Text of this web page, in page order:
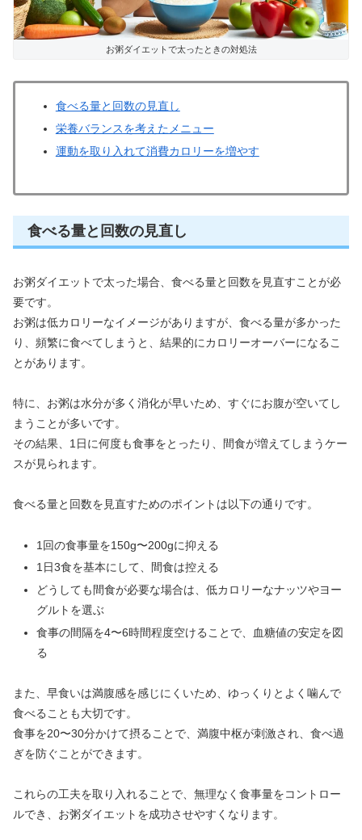
お粥ダイエットで太ったときの対処法
食べる量と回数の見直し
栄養バランスを考えたメニュー
運動を取り入れて消費カロリーを増やす
食べる量と回数の見直し
お粥ダイエットで太った場合、食べる量と回数を見直すことが必
要です。
お粥は低カロリーなイメージがありますが、食べる量が多かった
り、頻繁に食べてしまうと、結果的にカロリーオーバーになるこ
とがあります。
特に、お粥は水分が多く消化が早いため、すぐにお腹が空いてし
まうことが多いです。
その結果、1日に何度も食事をとったり、間食が増えてしまうケー
スが見られます。
食べる量と回数を見直すためのポイントは以下の通りです。
1回の食事量を150g〜200gに抑える
1日3食を基本にして、間食は控える
どうしても間食が必要な場合は、低カロリーなナッツやヨー
グルトを選ぶ
食事の間隔を4〜6時間程度空けることで、血糖値の安定を図
る
また、早食いは満腹感を感じにくいため、ゆっくりとよく噛んで
食べることも大切です。
食事を20〜30分かけて摂ることで、満腹中枢が刺激され、食べ過
ぎを防ぐことができます。
これらの工夫を取り入れることで、無理なく食事量をコントロー
ルでき、お粥ダイエットを成功させやすくなります。